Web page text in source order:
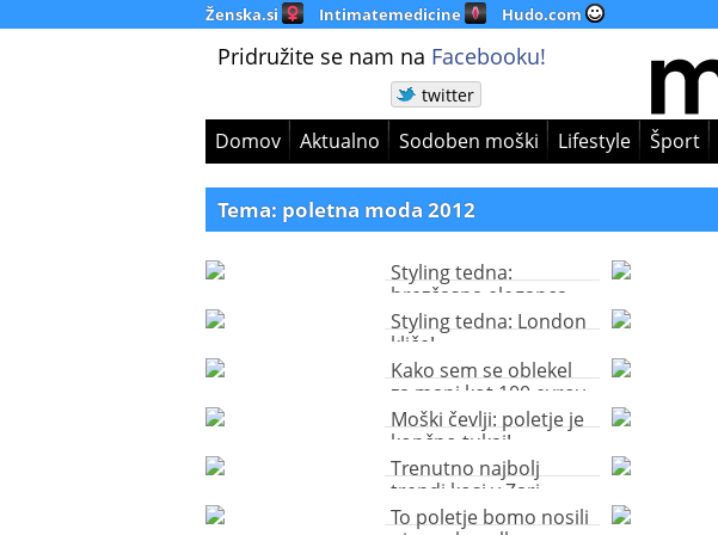
Ženska.si Intimatemedicine Hudo.com
Pridružite se nam na Facebooku!
twitter
Domov Aktualno Sodoben moški Lifestyle Šport
Tema: poletna moda 2012
Styling tedna:
brezčasna eleganca
Styling tedna: London
kliče!
Kako sem se oblekel
za manj kot 100 evrov
Moški čevlji: poletje je
končno tukaj!
Trenutno najbolj
trendi kosi v Zari
To poletje bomo nosili